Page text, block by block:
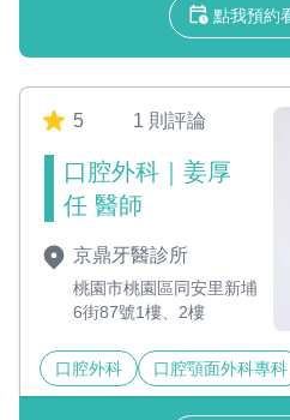
點我預約
5 1 則評論
口腔外科｜姜厚
任 醫師
京鼎牙醫診所
桃園市桃園區同安里新埔
6街87號1樓、2樓
口腔外科 口腔顎面外科專科